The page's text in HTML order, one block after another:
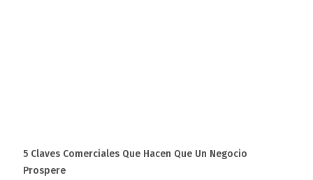
5 Claves Comerciales Que Hacen Que Un Negocio
Prospere